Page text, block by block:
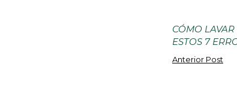
CÓMO
ESTOS 7
Anterior Post